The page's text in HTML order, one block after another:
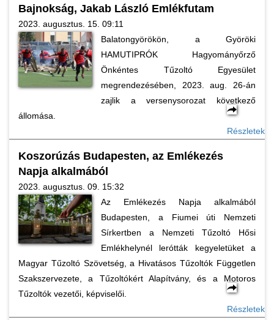
Bajnokság, Jakab László Emlékfutam
2023. augusztus. 15. 09:11
Balatongyörökön, a Györöki
HAMUTIPRÓK Hagyományőrző
Önkéntes Tűzoltó Egyesület
megrendezésében, 2023. aug. 26-án
zajlik a versenysorozat következő
állomása.
Részletek
Koszorúzás Budapesten, az Emlékezés
Napja alkalmából
2023. augusztus. 09. 15:32
Az Emlékezés Napja alkalmából
Budapesten, a Fiumei úti Nemzeti
Sírkertben a Nemzeti Tűzoltó Hősi
Emlékhelynél lerótták kegyeletüket a
Magyar Tűzoltó Szövetség, a Hivatásos Tűzoltók Független
Szakszervezete, a Tűzoltókért Alapítvány, és a Motoros
Tűzoltók vezetői, képviselői.
Részletek